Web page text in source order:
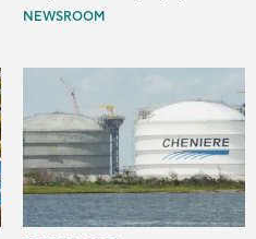
NEWSROOM